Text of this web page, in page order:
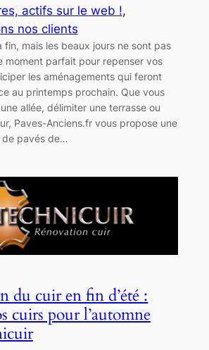
actifs sur le web !
nos clients
fin, mais les beaux jours ne sont pas
moment parfait pour repenser vos
les aménagements qui feront
au printemps prochain. Que vous
allée, délimiter une terrasse ou
Paves-Anciens.fr vous propose une
de pavés de…
du cuir en fin d’été :
cuirs pour l’automne